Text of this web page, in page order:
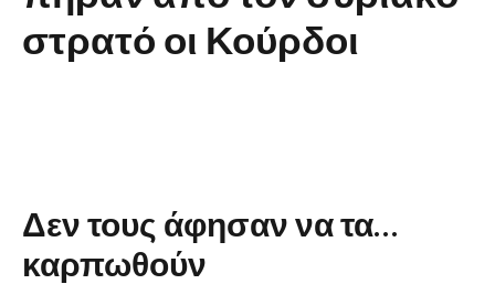
στρατό οι Κούρδοι
Δεν τους άφησαν να τα…
καρπωθούν